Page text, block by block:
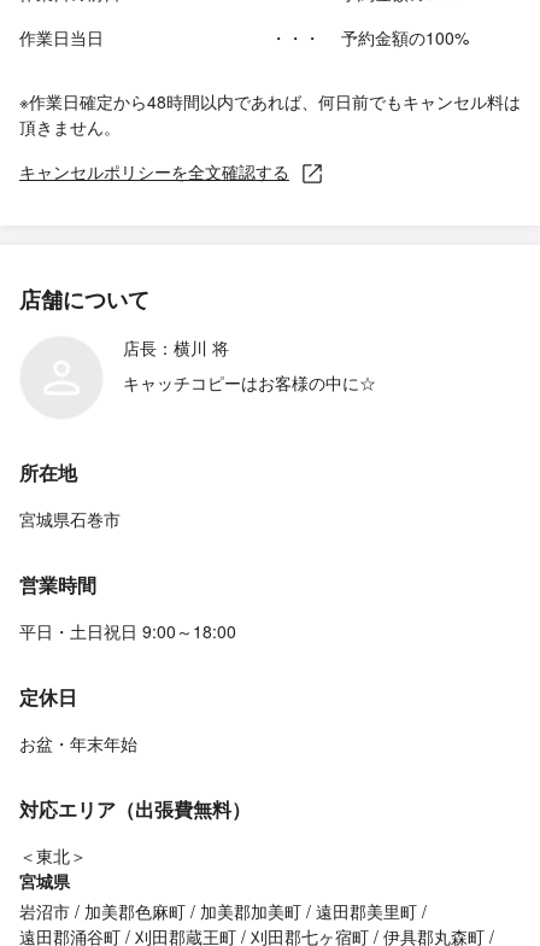
作業日当日
・・・ 予約金額の100%
※作業日確定から48時間以内であれば、何日前でもキャンセル料は
頂きません。
キャンセルポリシーを全文確認する
店舗について
店長：横川 将
キャッチコピーはお客様の中に☆
所在地
宮城県石巻市
営業時間
平日・土日祝日 9:00～18:00
定休日
お盆・年末年始
対応エリア（出張費無料）
＜東北＞
宮城県
岩沼市
加美郡色麻町 加美郡加美町 遠田郡美里町
遠田郡涌谷町 刈田郡蔵王町 刈田郡七ヶ宿町 伊具郡丸森町